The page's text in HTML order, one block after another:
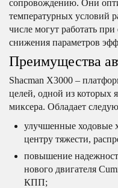
сопровождению. Они
температурных условий
числе могут работать
снижения параметров
Преимущества
Shacman X3000 –
целей, одной из которых
миксера. Обладает
улучшенные ходовые
центру тяжести,
повышение
нового двигателя
КПП;